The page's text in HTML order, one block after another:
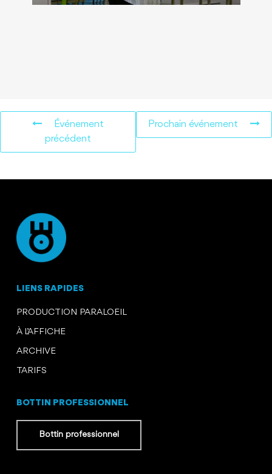
Événement
précédent
Prochain événement
LIENS RAPIDES
PRODUCTION PARALOEIL
À L’AFFICHE
ARCHIVE
TARIFS
BOTTIN PROFESSIONNEL
Bottin professionnel